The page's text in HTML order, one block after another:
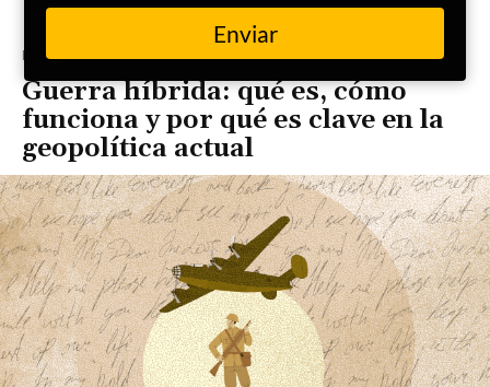
Portada Internacional
Guerra híbrida: qué es, cómo
funciona y por qué es clave en la
geopolítica actual
email
Enviar